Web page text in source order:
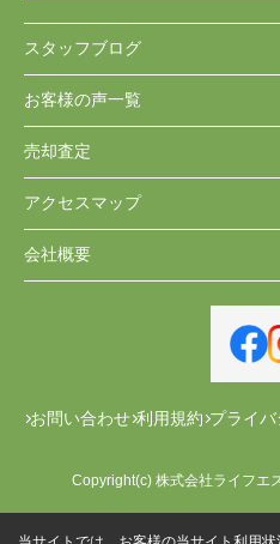
スタッフブログ
お客様の声一覧
売却査定
アクセスマップ
会社概要
お問い合わせ 利用規約 プライ
Copyright(c) 株式会社ライフエ